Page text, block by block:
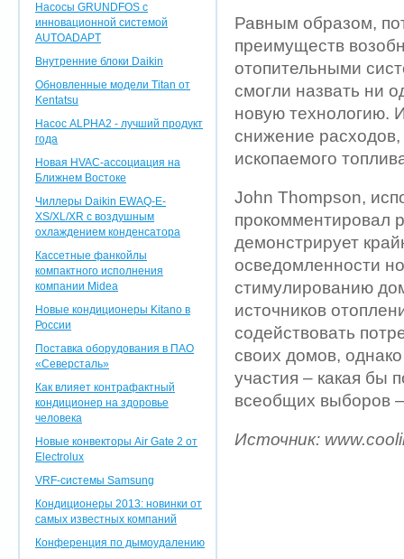
Насосы GRUNDFOS с
инновационной системой
AUTOADAPT
Внутренние блоки Daikin
Обновленные модели Titan от
Kentatsu
Насос ALPHA2 - лучший продукт
года
Новая HVAC-ассоциация на
Ближнем Востоке
Чиллеры Daikin EWAQ-E-
XS/XL/XR с воздушным
охлаждением конденсатора
Кассетные фанкойлы
компактного исполнения
компании Midea
Новые кондиционеры Kitano в
России
Поставка оборудования в ПАО
«Северсталь»
Как влияет контрафактный
кондиционер на здоровье
человека
Новые конвекторы Air Gate 2 от
Electrolux
VRF-системы Samsung
Кондиционеры 2013: новинки от
самых известных компаний
Конференция по дымоудалению
Равным образом,
преимуществ
отопительными
смогли назвать ни
новую технологию.
снижение расходов,
ископаемого
John Thompson,
прокомментировал
демонстрирует
осведомленности
стимулированию
источников
содействовать
своих домов,
участия – какая бы
всеобщих выборов
Источник: